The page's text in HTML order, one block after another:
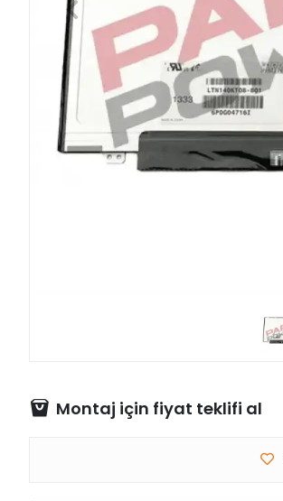
Montaj için fiyat teklifi al